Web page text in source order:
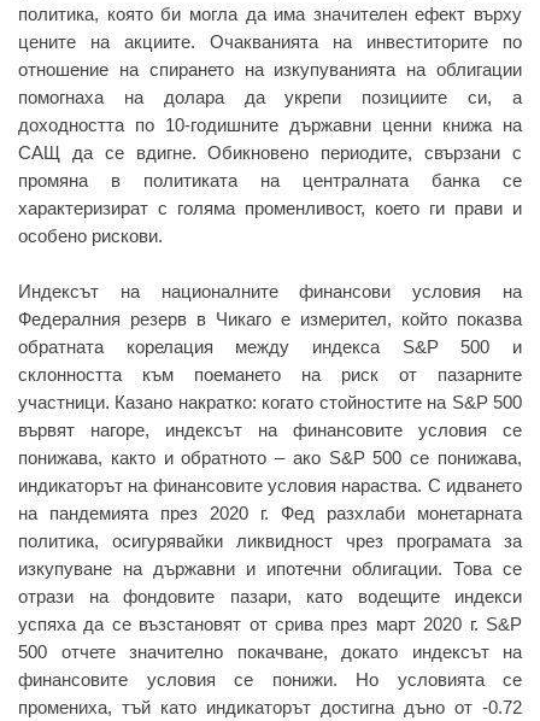
политика, която би могла да има значителен ефект върху
цените на акциите. Очакванията на инвеститорите по
отношение на спирането на изкупуванията на облигации
помогнаха на долара да укрепи позициите си, а
доходността по 10-годишните държавни ценни книжа на
САЩ да се вдигне. Обикновено периодите, свързани с
промяна в политиката на централната банка се
характеризират с голяма променливост, което ги прави и
особено рискови.
Индексът на националните финансови условия на
Федералния резерв в Чикаго е измерител, който показва
обратната корелация между индекса S&P 500 и
склонността към поемането на риск от пазарните
участници. Казано накратко: когато стойностите на S&P 500
вървят нагоре, индексът на финансовите условия се
понижава, както и обратното – ако S&P 500 се понижава,
индикаторът на финансовите условия нараства. С идването
на пандемията през 2020 г. Фед разхлаби монетарната
политика, осигурявайки ликвидност чрез програмата за
изкупуване на държавни и ипотечни облигации. Това се
отрази на фондовите пазари, като водещите индекси
успяха да се възстановят от срива през март 2020 г. S&P
500 отчете значително покачване, докато индексът на
финансовите условия се понижи. Но условията се
промениха, тъй като индикаторът достигна дъно от -0.72